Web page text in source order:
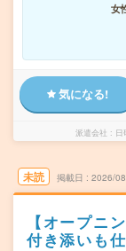
女
気になる!
派遣会社
未読 掲載日 2026/
【オープニ
付き添いも